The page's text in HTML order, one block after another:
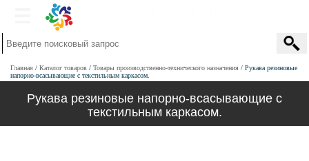
Главная Каталог товаров Товары производственно-технического назначения
Рукава резиновые
напорно-всасывающие с текстильным каркасом.
Рукава резиновые напорно-всасывающие с
текстильным каркасом.